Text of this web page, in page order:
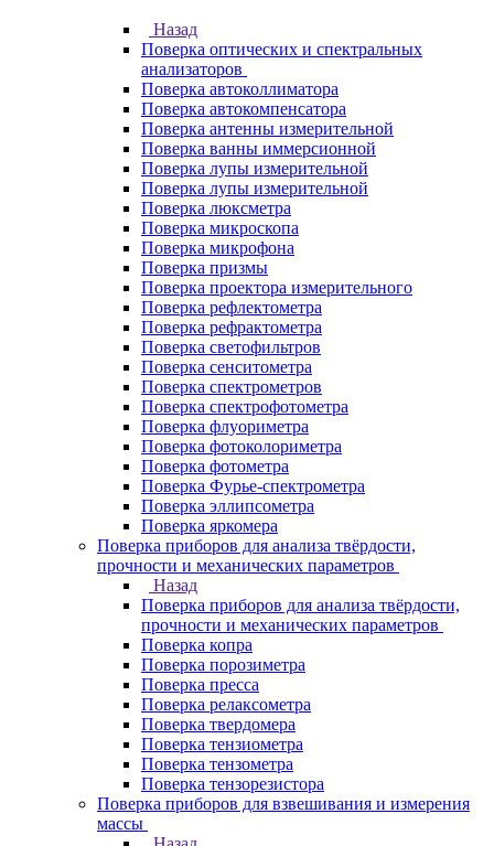
Назад
Поверка оптических и спектральных
анализаторов
Поверка автоколлиматора
Поверка автокомпенсатора
Поверка антенны измерительной
Поверка ванны иммерсионной
Поверка лупы измерительной
Поверка лупы измерительной
Поверка люксметра
Поверка микроскопа
Поверка микрофона
Поверка призмы
Поверка проектора измерительного
Поверка рефлектометра
Поверка рефрактометра
Поверка светофильтров
Поверка сенситометра
Поверка спектрометров
Поверка спектрофотометра
Поверка флуориметра
Поверка фотоколориметра
Поверка фотометра
Поверка Фурье-спектрометра
Поверка эллипсометра
Поверка яркомера
Поверка приборов для анализа твёрдости,
прочности и механических параметров
Назад
Поверка приборов для анализа твёрдости,
прочности и механических параметров
Поверка копра
Поверка порозиметра
Поверка пресса
Поверка релаксометра
Поверка твердомера
Поверка тензиометра
Поверка тензометра
Поверка тензорезистора
Поверка приборов для взвешивания и измерения
массы